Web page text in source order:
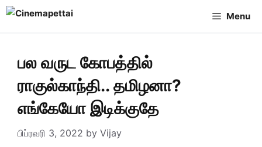
Skip
Menu
பல வருட கோபத்தில்
ராகுல்காந்தி.. தமிழனா?
எங்கேயோ இடிக்குதே
பிப்ரவரி 3, 2022 by Vijay